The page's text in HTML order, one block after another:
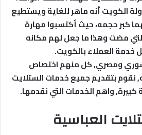
الكويت أنه ماهر للغاية ويستطيع
كبر حجمه، حيث أكتسبوا مهارة
مضت وهذا ما جعل لهم مكانه
العملاء بالكويت.
ومصري, كل منهم اختصاص
بتقديم جميع خدمات الستلايت
كبيرة, واهم الخدمات التي نقدمها.
العباسية